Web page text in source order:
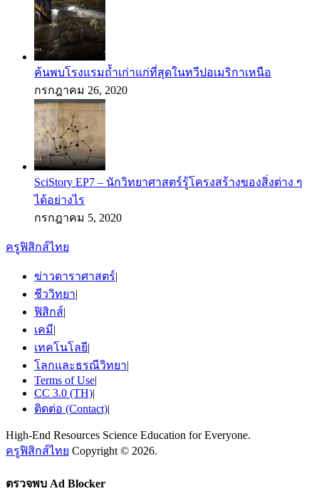
ค้นพบโรงแรมถ้ำเก่าแก่ที่สุดในทวีปอเมริกาเหนือ
กรกฎาคม 26, 2020
SciStory EP7 – นักวิทยาศาสตร์รู้โครงสร้างของสิ่งต่าง ๆ
ได้อย่างไร
กรกฎาคม 5, 2020
ครูฟิสิกส์ไทย
ข่าวดาราศาสตร์|
ชีววิทยา|
ฟิสิกส์|
เคมี|
เทคโนโลยี|
โลกและธรณีวิทยา|
Terms of Use|
CC 3.0 (TH)|
ติดต่อ (Contact)|
High-End Resources Science Education for Everyone.
ครูฟิสิกส์ไทย Copyright © 2026.
ตรวจพบ Ad Blocker